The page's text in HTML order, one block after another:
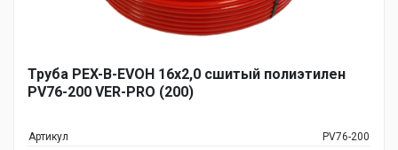
Труба PEX-B-EVOH 16х2,0 сшитый полиэтилен
PV76-200 VER-PRO (200)
Артикул PV76-200